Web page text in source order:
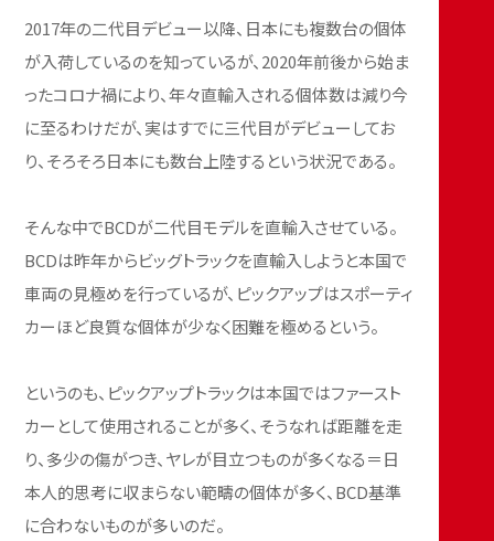
2017年の二代目デビュー以降、日本にも複数台の個体
が入荷しているのを知っているが、2020年前後から始ま
ったコロナ禍により、年々直輸入される個体数は減り今
に至るわけだが、実はすでに三代目がデビューしてお
り、そろそろ日本にも数台上陸するという状況である。
そんな中でBCDが二代目モデルを直輸入させている。
BCDは昨年からビッグトラックを直輸入しようと本国で
車両の見極めを行っているが、ピックアップはスポーティ
カーほど良質な個体が少なく困難を極めるという。
というのも、ピックアップトラックは本国ではファースト
カーとして使用されることが多く、そうなれば距離を走
り、多少の傷がつき、ヤレが目立つものが多くなる＝日
本人的思考に収まらない範疇の個体が多く、BCD基準
に合わないものが多いのだ。